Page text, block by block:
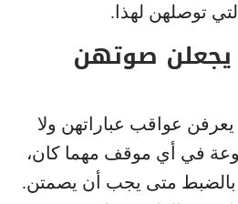
توصلهن لهذا.
يجعلن صوتهن
ما فوق ال 40، يعرفن عواقب عباراتهن ولا
في أي موقف مهما كان،
بالضبط متى يجب أن يصمتن.